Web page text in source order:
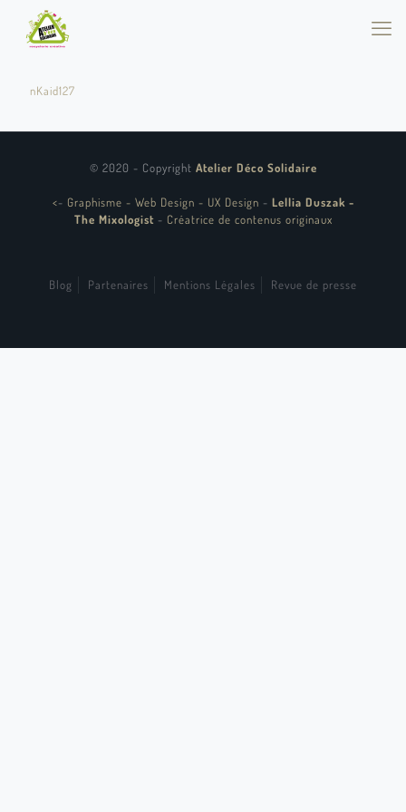
nKaid127
© 2020 - Copyright Atelier Déco Solidaire
<- Graphisme - Web Design - UX Design - Lellia Duszak -
The Mixologist - Créatrice de contenus originaux
Blog Partenaires Mentions Légales Revue de presse